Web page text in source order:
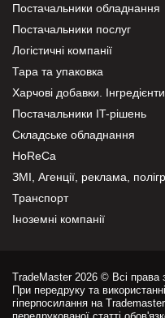
Постачальники обладнання
Постачальники послуг
Логістичні компанії
Тара та упаковка
Харчові добавки. Інгредієнти.
Постачальники IT-рішень
Складське обладнання
HoReCa
ЗМІ, Агенції, реклама,
Транспорт
Іноземні компанії
TradeMaster 2026 © Всі права
При передруку та
гіперпосилання на